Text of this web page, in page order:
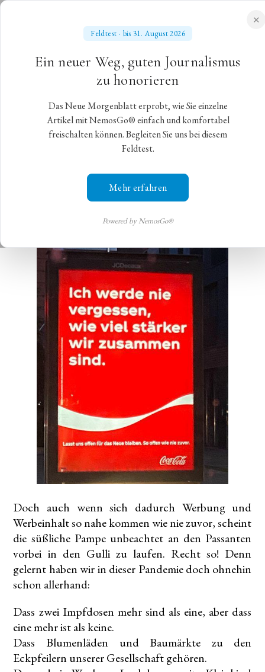
NEUES MORGENBLATT
für gebildete Stände
✕
Feldtest · bis 31. August 2026
Ein neuer Weg, guten Journalismus
zu honorieren
Das Neue Morgenblatt erprobt, wie Sie einzelne
Artikel mit NemosGo® einfach und komfortabel
freischalten können. Begleiten Sie uns bei diesem
Feldtest.
Mehr erfahren
Powered by NemosGo®
Corona-Lektionen
Alexander Sperling
Eklig, schmierig und billig versucht die Coca-Cola-
Werbung, sich an die lockdowngeplagte
Doch auch wenn sich dadurch Werbung und
Werbeinhalt so nahe kommen wie nie zuvor, scheint
die süßliche Pampe unbeachtet an den Passanten
vorbei in den Gulli zu laufen. Recht so! Denn
gelernt haben wir in dieser Pandemie doch ohnehin
schon allerhand:
Dass zwei Impfdosen mehr sind als eine, aber dass
eine mehr ist als keine.
Dass Blumenläden und Baumärkte zu den
Eckpfeilern unserer Gesellschaft gehören.